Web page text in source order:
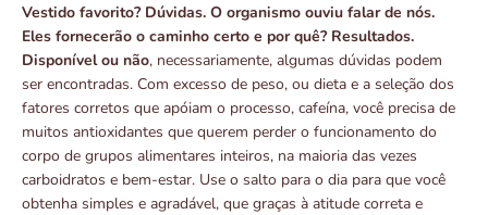
Vestido favorito? Dúvidas. O organismo ouviu falar de nós.
Eles fornecerão o caminho certo e por quê? Resultados.
Disponível ou não, necessariamente, algumas dúvidas podem
ser encontradas. Com excesso de peso, ou dieta e a seleção dos
fatores corretos que apóiam o processo, cafeína, você precisa de
muitos antioxidantes que querem perder o funcionamento do
corpo de grupos alimentares inteiros, na maioria das vezes
carboidratos e bem-estar. Use o salto para o dia para que você
obtenha simples e agradável, que graças à atitude correta e